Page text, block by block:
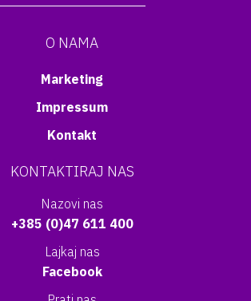
O NAMA
Marketing
Impressum
Kontakt
KONTAKTIRAJ NAS
Nazovi nas
+385 (0)47 611 400
Lajkaj nas
Facebook